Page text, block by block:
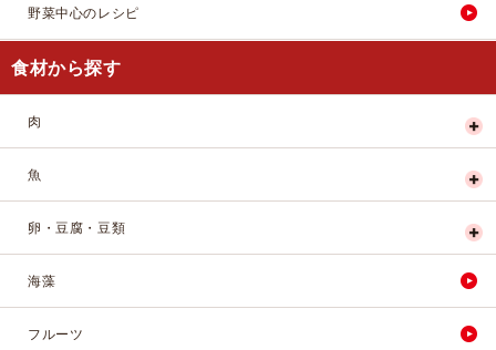
野菜中心のレシピ
食材から探す
肉
魚
卵・豆腐・豆類
海藻
フルーツ